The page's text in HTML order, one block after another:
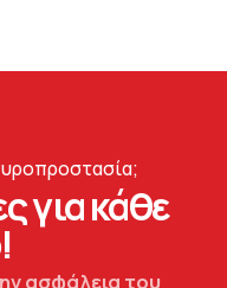
για κάθε
ασφάλεια του